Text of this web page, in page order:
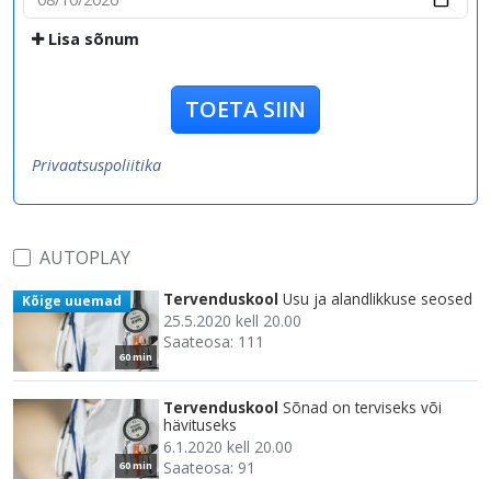
Lisa sõnum
TOETA SIIN
Privaatsuspoliitika
AUTOPLAY
60 min
Kõige uuemad Tervenduskool Usu ja alandlikkuse seosed
25.5.2020 kell 20.00
Saateosa: 111
60 min
Tervenduskool Sõnad on terviseks või
hävituseks
6.1.2020 kell 20.00
Saateosa: 91